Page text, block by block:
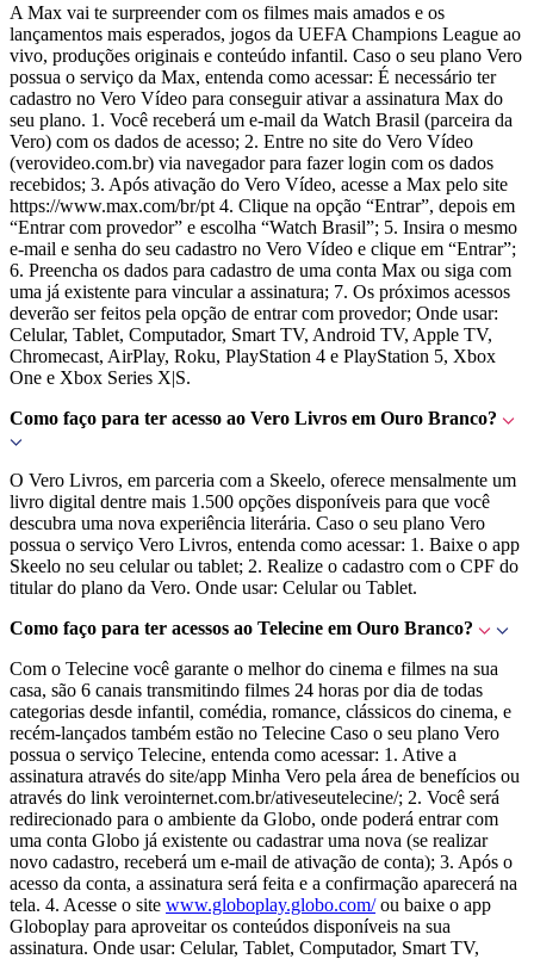
A Max vai te surpreender com os filmes mais amados e os
lançamentos mais esperados, jogos da UEFA Champions League ao
vivo, produções originais e conteúdo infantil. Caso o seu plano Vero
possua o serviço da Max, entenda como acessar: É necessário ter
cadastro no Vero Vídeo para conseguir ativar a assinatura Max do
seu plano. 1. Você receberá um e-mail da Watch Brasil (parceira da
Vero) com os dados de acesso; 2. Entre no site do Vero Vídeo
(verovideo.com.br) via navegador para fazer login com os dados
recebidos; 3. Após ativação do Vero Vídeo, acesse a Max pelo site
https://www.max.com/br/pt 4. Clique na opção “Entrar”, depois em
“Entrar com provedor” e escolha “Watch Brasil”; 5. Insira o mesmo
e-mail e senha do seu cadastro no Vero Vídeo e clique em “Entrar”;
6. Preencha os dados para cadastro de uma conta Max ou siga com
uma já existente para vincular a assinatura; 7. Os próximos acessos
deverão ser feitos pela opção de entrar com provedor; Onde usar:
Celular, Tablet, Computador, Smart TV, Android TV, Apple TV,
Chromecast, AirPlay, Roku, PlayStation 4 e PlayStation 5, Xbox
One e Xbox Series X|S.
Como faço para ter acesso ao Vero Livros em Ouro Branco?
O Vero Livros, em parceria com a Skeelo, oferece mensalmente um
livro digital dentre mais 1.500 opções disponíveis para que você
descubra uma nova experiência literária. Caso o seu plano Vero
possua o serviço Vero Livros, entenda como acessar: 1. Baixe o app
Skeelo no seu celular ou tablet; 2. Realize o cadastro com o CPF do
titular do plano da Vero. Onde usar: Celular ou Tablet.
Como faço para ter acessos ao Telecine em Ouro Branco?
Com o Telecine você garante o melhor do cinema e filmes na sua
casa, são 6 canais transmitindo filmes 24 horas por dia de todas
categorias desde infantil, comédia, romance, clássicos do cinema, e
recém-lançados também estão no Telecine Caso o seu plano Vero
possua o serviço Telecine, entenda como acessar: 1. Ative a
assinatura através do site/app Minha Vero pela área de benefícios ou
através do link verointernet.com.br/ativeseutelecine/; 2. Você será
redirecionado para o ambiente da Globo, onde poderá entrar com
uma conta Globo já existente ou cadastrar uma nova (se realizar
novo cadastro, receberá um e-mail de ativação de conta); 3. Após o
acesso da conta, a assinatura será feita e a confirmação aparecerá na
tela. 4. Acesse o site www.globoplay.globo.com/ou baixe o app
Globoplay para aproveitar os conteúdos disponíveis na sua
assinatura. Onde usar: Celular, Tablet, Computador, Smart TV,